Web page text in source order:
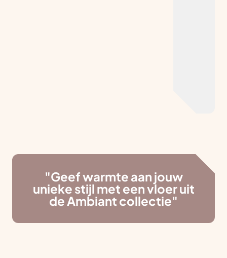
"Geef warmte aan jouw
unieke stijl met een vloer uit
de Ambiant collectie"